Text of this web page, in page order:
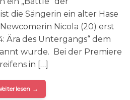
die Sängerin ein alter Hase
Nicola (20) erst
Ära des Untergangs“ dem
wurde. Bei der Premiere
in […]
→